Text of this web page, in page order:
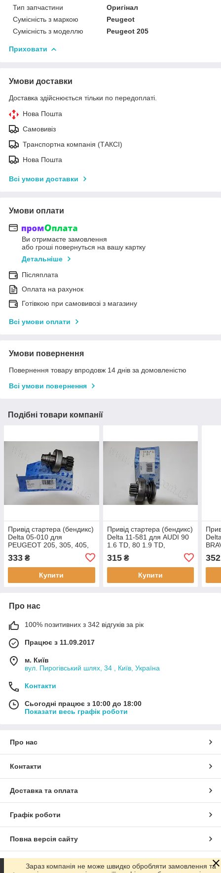
Тип запчастини
Оригінал
Сумісність з маркою
Peugeot
Сумісність з моделлю
Peugeot 205
Приховати
Умови доставки
Доставка здійснюється тільки по передоплаті.
Нова Пошта
Самовивіз
Транспортна компанія (ТАКСІ)
Нова Пошта
Всі умови доставки
Умови оплати
Ви отримаєте замовлення
або гроші повернуться на вашу картку
Детальніше
Післяплата
Оплата на рахунок
Готівкою при самовивозі з магазину
Всі умови оплати
Умови повернення
Повернення товару впродовж 14 днів за домовленістю
Всі умови повернення
Подібні товари компанії
Привід стартера (бендикс)
Delta 05-010 для
PEUGEOT 205, 305, 405,
180826, 1581, 132021
333 ₴
Купити
Привід стартера (бендикс)
Delta 11-581 для AUDI 90
1.6 TD, 80 1.9 TD,
1006209581, 1894, 135715
315₴
Купити
352
Про нас
100% позитивних з 342 відгуків за рік
Працює з 11.09.2017
м. Київ
вул. Пирогівський шлях, 34 , Київ, Україна
Контакти
Сьогодні працює з 10:00 до 18:00
Показати весь графік роботи
Про нас
Контакти
Доставка та оплата
Графік роботи
Повна версія сайту
Сайт створено на маркетплейсі Prom.ua
Зараз компанія не може швидко обробляти замовлення та